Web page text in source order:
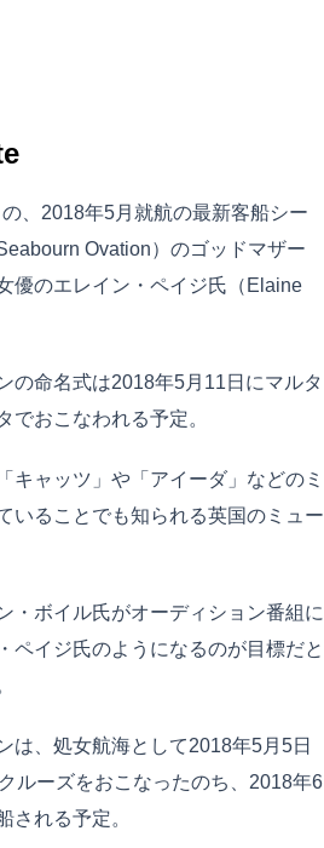
、2018年5月就航の最新客船シー
Ovation）のゴッドマザー
優のエレイン・ペイジ氏（Elaine
の命名式は2018年5月11日にマルタ
でおこなわれる予定。
キャッツ」や「アイーダ」などのミ
いることでも知られる英国のミュー
・ボイル氏がオーディション番組に
ペイジ氏のようになるのが目標だと
は、処女航海として2018年5月5日
ルーズをおこなったのち、2018年6
される予定。